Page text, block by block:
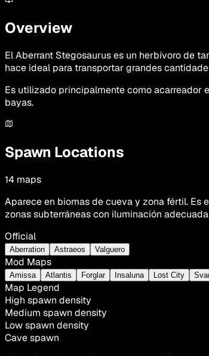
Overview
El Aberrant Stegosaurus es un herbívoro de
hace ideal para transportar grandes
Es utilizado principalmente como acarreador
bayas.
Spawn Locations
14 maps
Aparece en biomas de cueva y zona fértil. Es
zonas subterráneas con iluminación
Official
Aberration Astraeos Valguero
Mod Maps
Amissa Atlantis Forglar Insaluna Lost City
Map Legend
High spawn density
Medium spawn density
Low spawn density
Cave spawn